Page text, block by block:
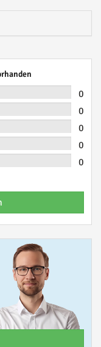
0
0
0
0
0